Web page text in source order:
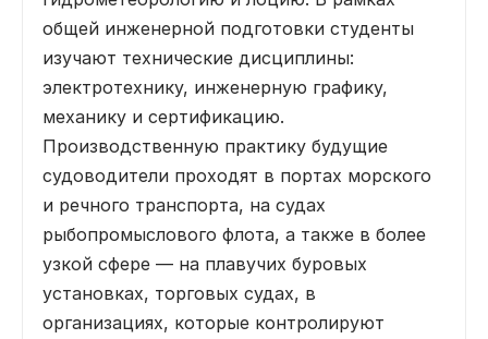
общей инженерной подготовки студенты
изучают технические дисциплины:
электротехнику, инженерную графику,
механику и сертификацию.
Производственную практику будущие
судоводители проходят в портах морского
и речного транспорта, на судах
рыбопромыслового флота, а также в более
узкой сфере — на плавучих буровых
установках, торговых судах, в
организациях, которые контролируют